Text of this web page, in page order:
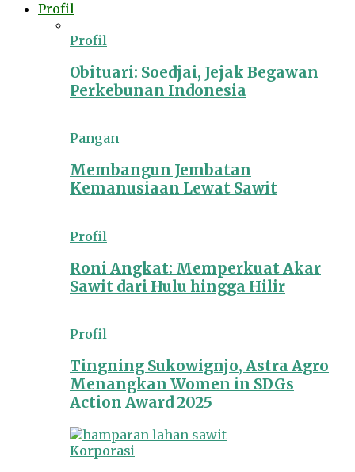
Profil
Profil
Obituari: Soedjai, Jejak Begawan
Perkebunan Indonesia
Pangan
Membangun Jembatan
Kemanusiaan Lewat Sawit
Profil
Roni Angkat: Memperkuat Akar
Sawit dari Hulu hingga Hilir
Profil
Tingning Sukowignjo, Astra Agro
Menangkan Women in SDGs
Action Award 2025
Korporasi